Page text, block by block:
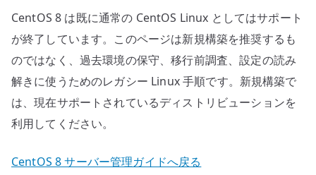
CentOS 8 は既に通常の CentOS Linux としてはサポート
が終了しています。このページは新規構築を推奨するも
のではなく、過去環境の保守、移行前調査、設定の読み
解きに使うためのレガシー Linux 手順です。新規構築で
は、現在サポートされているディストリビューションを
利用してください。
CentOS 8 サーバー管理ガイドへ戻る